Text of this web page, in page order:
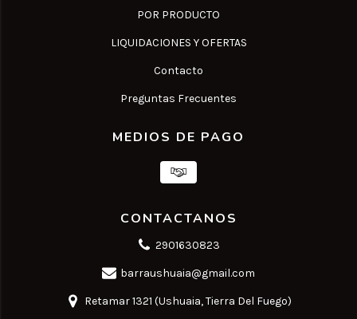
POR PRODUCTO
LIQUIDACIONES Y OFERTAS
Contacto
Preguntas Frecuentes
MEDIOS DE PAGO
CONTACTANOS
2901630823
barraushuaia@gmail.com
Retamar 1321 (Ushuaia, Tierra Del Fuego)